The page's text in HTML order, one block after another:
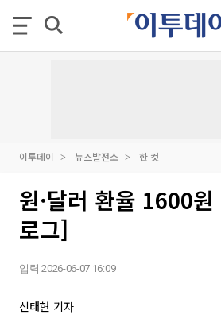
이투데이 뉴스발전소 한 컷
원·달러 환율 1600
로그]
입력 2026-06-07 16:09
신태현 기자